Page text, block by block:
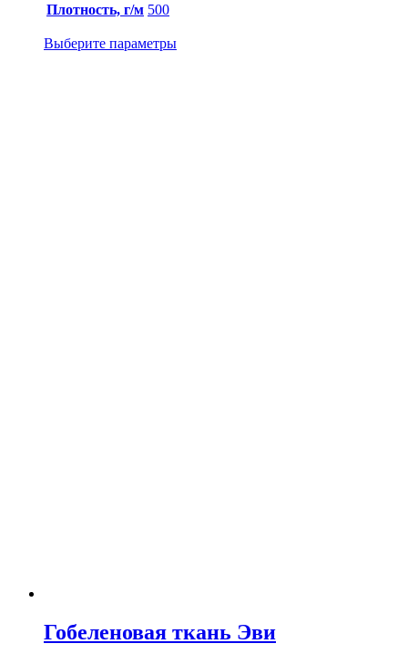
Плотность, г/м 500
Выберите параметры
Гобеленовая ткань Эви